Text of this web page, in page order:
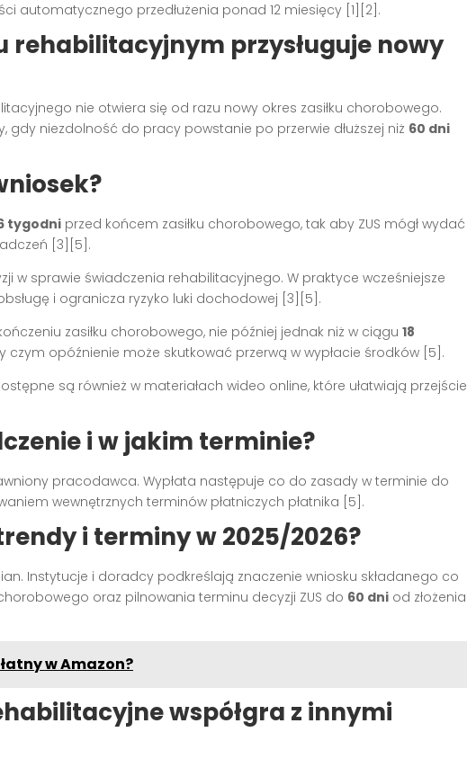
automatycznego przedłużenia ponad 12 miesięcy [1][2].
rehabilitacyjnym przysługuje nowy
nie otwiera się od razu nowy okres zasiłku chorobowego.
gdy niezdolność do pracy powstanie po przerwie dłuższej niż 60 dni
tygodni przed końcem zasiłku chorobowego, tak aby ZUS mógł wydać
[3][5].
w sprawie świadczenia rehabilitacyjnego. W praktyce wcześniejsze
i ogranicza ryzyko luki dochodowej [3][5].
zasiłku chorobowego, nie później jednak niż w ciągu 18
czym opóźnienie może skutkować przerwą w wypłacie środków [5].
są również w materiałach wideo online, które ułatwiają przejście
i w jakim terminie?
pracodawca. Wypłata następuje co do zasady w terminie do
wewnętrznych terminów płatniczych płatnika [5].
i terminy w 2025/2026?
Instytucje i doradcy podkreślają znaczenie wniosku składanego co
oraz pilnowania terminu decyzji ZUS do 60 dni od złożenia
w Amazon?
współgra z innymi